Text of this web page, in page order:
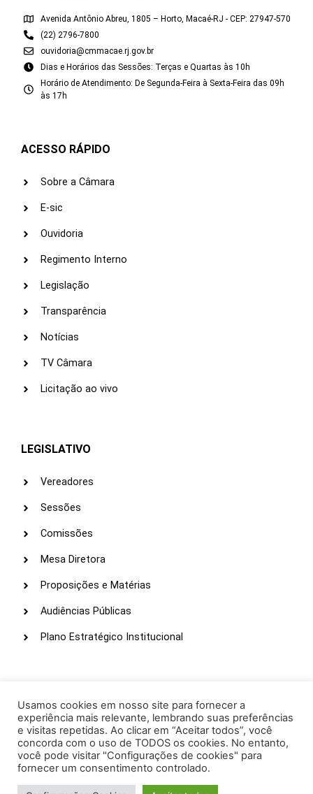
Avenida Antônio Abreu, 1805 – Horto, Macaé-RJ - CEP: 27947-570
(22) 2796-7800
ouvidoria@cmmacae.rj.gov.br
Dias e Horários das Sessões: Terças e Quartas às 10h
Horário de Atendimento: De Segunda-Feira à Sexta-Feira das 09h
às 17h
ACESSO RÁPIDO
Sobre a Câmara
E-sic
Ouvidoria
Regimento Interno
Legislação
Transparência
Notícias
TV Câmara
Licitação ao vivo
LEGISLATIVO
Vereadores
Sessões
Comissões
Mesa Diretora
Proposições e Matérias
Audiências Públicas
Plano Estratégico Institucional
Webmail
Intranet
Administração
Usamos cookies em nosso site para fornecer a
experiência mais relevante, lembrando suas preferências
e visitas repetidas. Ao clicar em “Aceitar todos”, você
concorda com o uso de TODOS os cookies. No entanto,
você pode visitar "Configurações de cookies" para
fornecer um consentimento controlado.